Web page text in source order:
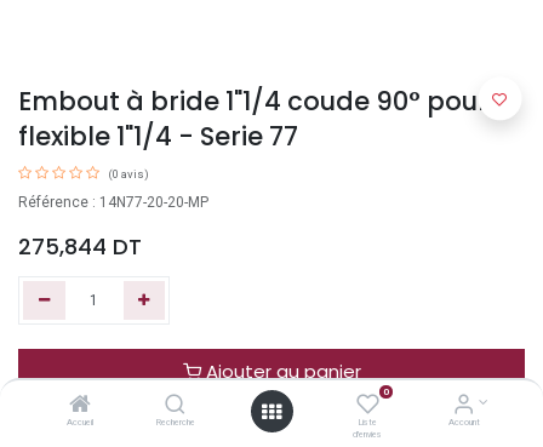
Accueil Recherche
0
Liste
d'envies
Account
Embout à bride 1"1/4 coude 90° pour
flexible 1"1/4 - Serie 77
(0 avis)
Référence : 14N77-20-20-MP
275,844 DT
Ajouter au panier
Acheter maintenant